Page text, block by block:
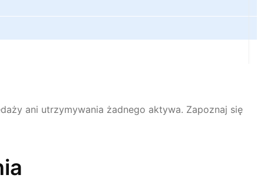
ani utrzymywania żadnego aktywa. Zapoznaj się